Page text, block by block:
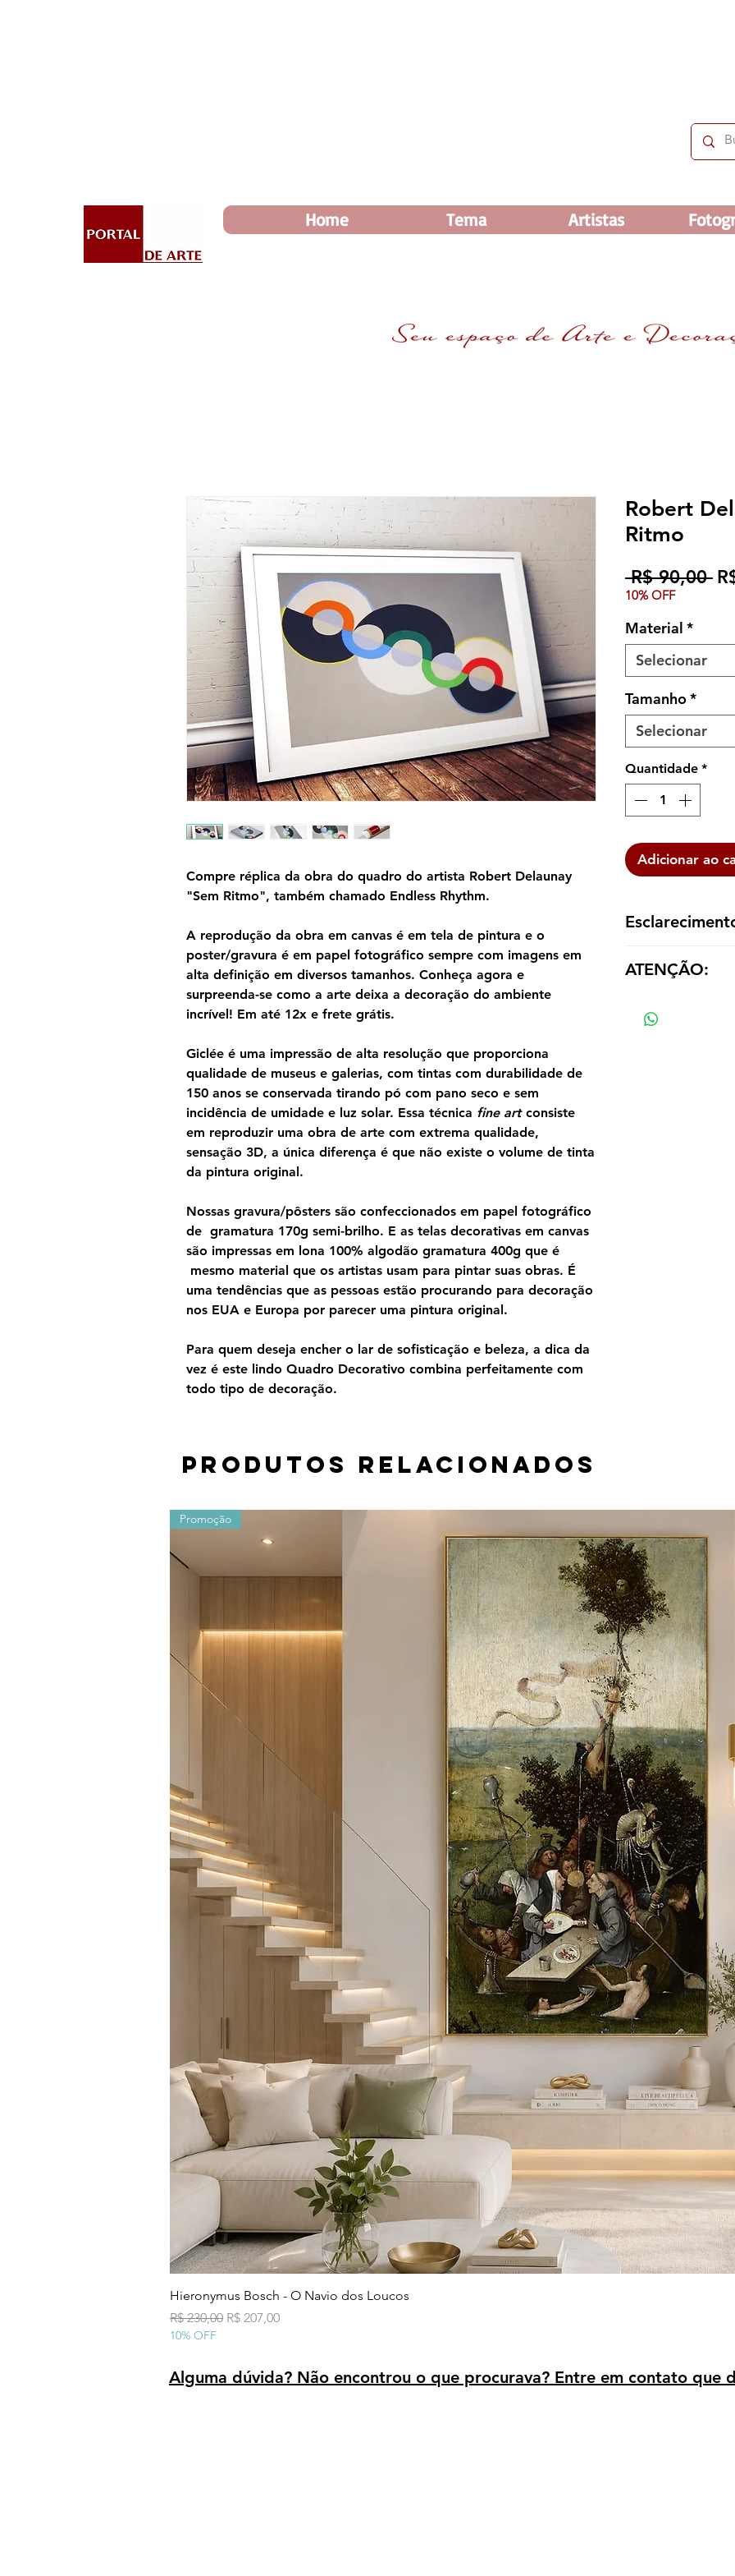
Home Tema Artistas
Compre réplica da obra do quadro do artista Robert Delaunay
"Sem Ritmo", também chamado Endless Rhythm.
A reprodução da obra em canvas é em tela de pintura e o
poster/gravura é em papel fotográfico sempre com imagens em
alta definição em diversos tamanhos. Conheça agora e
surpreenda-se como a arte deixa a decoração do ambiente
incrível! Em até 12x e frete grátis.
Giclée é uma impressão de alta resolução que proporciona
qualidade de museus e galerias, com tintas com durabilidade de
150 anos se conservada tirando pó com pano seco e sem
incidência de umidade e luz solar. Essa técnica fine artconsiste
em reproduzir uma obra de arte com extrema qualidade,
sensação 3D, a única diferença é que não existe o volume de tinta
da pintura original.
Nossas gravura/pôsters são confeccionados em papel fotográfico
de gramatura 170g semi-brilho. E as telas decorativas em canvas
são impressas em lona 100% algodão gramatura 400g que é
mesmo material que os artistas usam para pintar suas obras. É
uma tendências que as pessoas estão procurando para decoração
nos EUA e Europa por parecer uma pintura original.
Para quem deseja encher o lar de sofisticação e beleza, a dica da
vez é este lindo Quadro Decorativo combina perfeitamente com
todo tipo de decoração.
Robert
Ritmo
R$ 90,00
10% OFF
Material *
Selecionar
Tamanho*
Selecionar
Quantidade *
Adicionar ao
dentro de um tubo
ATENÇÃO:
tamanho e material
Os valores sofrem alterações devido ao material e tamanho
Produtos relacionados
Promoção
Hieronymus Bosch - O Navio dos Loucos
Preço normal
R$ 230,00 Preço promocional
R$ 207,00
10% OFF
Alguma dúvida? Não encontrou o que procurava? Entre em contato que